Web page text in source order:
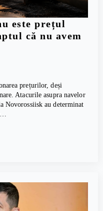
este prețul
că nu avem
prețurilor, deși
Atacurile asupra navelor
Novorossiisk au determinat